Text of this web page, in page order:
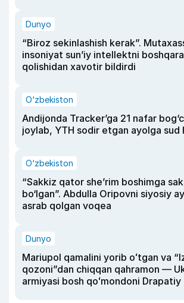
Dunyo
“Biroz sekinlashish kerak”.
insoniyat sun’iy intellektni
qolishidan xavotir bildirdi
O‘zbekiston
Andijonda Tracker’ga 21 nafar
joylab, YTH sodir etgan ayolga sud
O‘zbekiston
“Sakkiz qator she’rim boshimga
bo‘lgan”. Abdulla Oripovni siyosiy
asrab qolgan voqea
Dunyo
Mariupol qamalini yorib oʻtgan va
qozoni”dan chiqqan qahramon —
armiyasi bosh qoʻmondoni Drapatiy